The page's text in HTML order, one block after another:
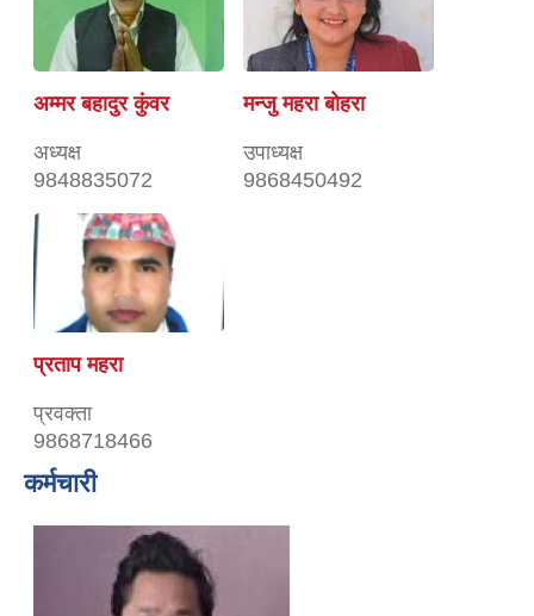
अम्मर बहादुर कुंवर
अध्यक्ष
9848835072
मन्जु महरा बाेहरा
उपाध्यक्ष
9868450492
प्रताप महरा
प्रवक्ता
9868718466
कर्मचारी